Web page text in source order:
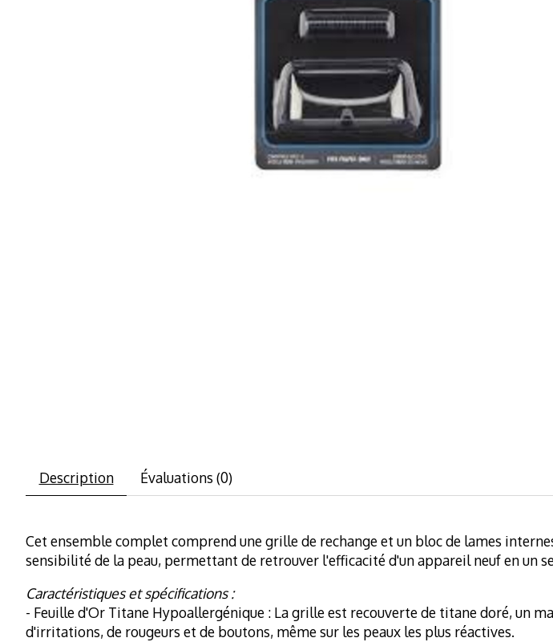
Description Évaluations (0)
Cet ensemble complet comprend une grille de rechange et un bloc de lames
sensibilité de la peau, permettant de retrouver l'efficacité d'un appareil neuf en un
Caractéristiques et spécifications :
- Feuille d'Or Titane Hypoallergénique : La grille est recouverte de titane doré, un
d'irritations, de rougeurs et de boutons, même sur les peaux les plus réactives.